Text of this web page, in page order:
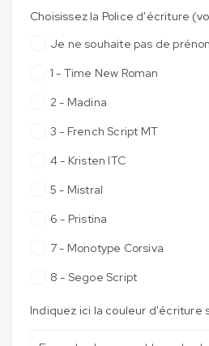
Choisissez la Police d'écriture
Je ne souhaite pas de
1 - Time New Roman
2 - Madina
3 - French Script MT
4 - Kristen ITC
5 - Mistral
6 - Pristina
7 - Monotype Corsiva
8 - Segoe Script
Indiquez ici la couleur d'écriture